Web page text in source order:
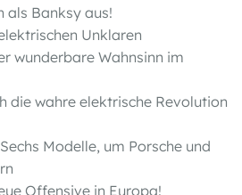
als Banksy aus!
Unklaren
wunderbare Wahnsinn im
die wahre elektrische Revolution
Modelle, um Porsche und
Offensive in Europa!